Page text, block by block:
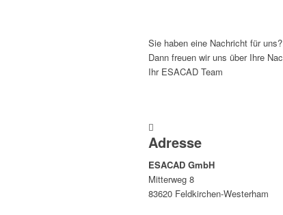
Sie haben eine Nachricht für
Dann freuen wir uns über Ihre
Ihr ESACAD Team
Adresse
ESACAD GmbH
Mitterweg 8
83620 Feldkirchen-Westerham